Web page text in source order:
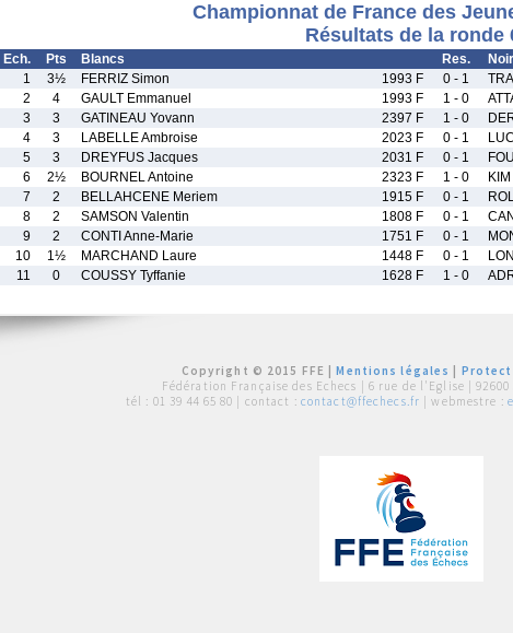
Championnat de France des
Résultats de la ronde
Ech. Pts Blancs Res.
1
3½ FERRIZ Simon 1993 F 0 - 1
2
4 GAULT Emmanuel 1993 F 1 - 0
3
3 GATINEAU Yovann 2397 F 1 - 0
4
3 LABELLE Ambroise 2023 F 0 - 1
5
3 DREYFUS Jacques 2031 F 0 - 1
6
2½ BOURNEL Antoine 2323 F 1 - 0
7
2 BELLAHCENE Meriem 1915 F 0 - 1
8
2 SAMSON Valentin 1808 F 0 - 1
9
2 CONTI Anne-Marie 1751 F 0 - 1
10
1½ MARCHAND Laure 1448 F 0 - 1
11
0 COUSSY Tyffanie 1628 F 1 - 0
Copyright © 2015 FFE |Mentions légales
Fédération Française des Echecs | 6 rue de l'Eglise | 92600
tél : 01 39 44 65 80 | contact : contact@ffechecs.fr | webmestre :